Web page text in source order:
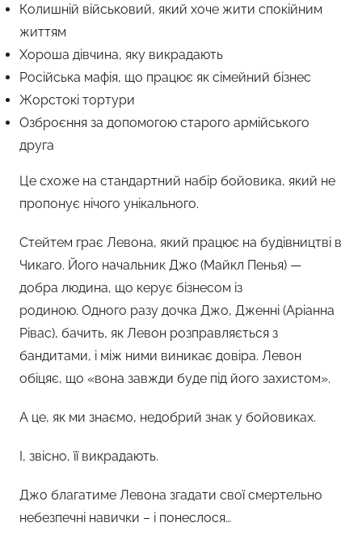
Колишній військовий, який хоче жити спокійним
життям
Хороша дівчина, яку викрадають
Російська мафія, що працює як сімейний бізнес
Жорстокі тортури
Озброєння за допомогою старого армійського
друга
Це схоже на стандартний набір бойовика, який не
пропонує нічого унікального.
Стейтем грає Левона, який працює на будівництві в
Чикаго. Його начальник Джо (Майкл Пенья) —
добра людина, що керує бізнесом із
родиною. Одного разу дочка Джо, Дженні (Аріанна
Рівас), бачить, як Левон розправляється з
бандитами, і між ними виникає довіра. Левон
обіцяє, що «вона завжди буде під його захистом».
А це, як ми знаємо, недобрий знак у бойовиках.
І, звісно, її викрадають.
Джо благатиме Левона згадати свої смертельно
небезпечні навички – і понеслося…